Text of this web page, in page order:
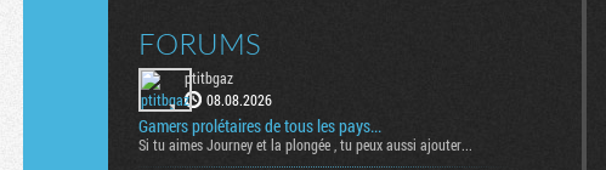
FORUMS
ptitbgaz
08.08.2026
Gamers prolétaires de tous les pays...
Si tu aimes Journey et la plongée , tu peux aussi ajouter...